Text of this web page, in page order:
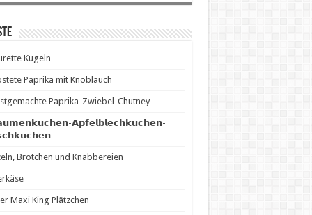
Kugeln
Paprika mit Knoblauch
Paprika-Zwiebel-Chutney
𝗔𝗽𝗳𝗲𝗹𝗯𝗹𝗲𝗰𝗵𝗸𝘂𝗰𝗵𝗲𝗻-
Brötchen und Knabbereien
Maxi King Plätzchen